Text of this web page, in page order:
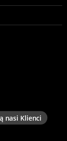
nasi Klienci